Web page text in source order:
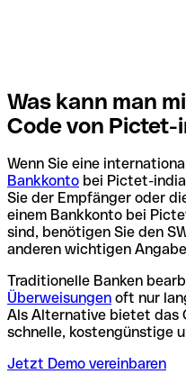
Was kann man
Code von
Wenn Sie eine
Bankkonto bei Pictet-
Sie der Empfänger oder
einem Bankkonto bei
sind, benötigen Sie den
anderen wichtigen
Traditionelle Banken
Überweisungen oft nur
Als Alternative bietet das
schnelle, kostengünstige
Jetzt Demo vereinbaren